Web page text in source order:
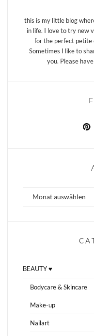
this is my little blog
in life. I love to try new
for the perfect petite
Sometimes I like to
you. Please
BEAUTY ♥
Bodycare & Skincare
Make-up
Nailart